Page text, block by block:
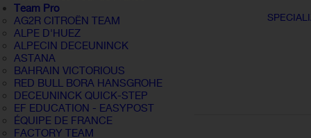
Team Pro
AG2R CITROËN TEAM
ALPE D'HUEZ
ALPECIN DECEUNINCK
ASTANA
BAHRAIN VICTORIOUS
RED BULL BORA HANSGROHE
DECEUNINCK QUICK-STEP
EF EDUCATION - EASYPOST
ÉQUIPE DE FRANCE
FACTORY TEAM